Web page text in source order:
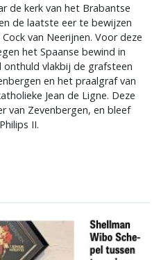
de kerk van het Brabantse
de laatste eer te bewijzen
van Neerijnen. Voor deze
het Spaanse bewind in
vlakbij de grafsteen
en het praalgraf van
Jean de Ligne. Deze
van Zevenbergen, en bleef
II.